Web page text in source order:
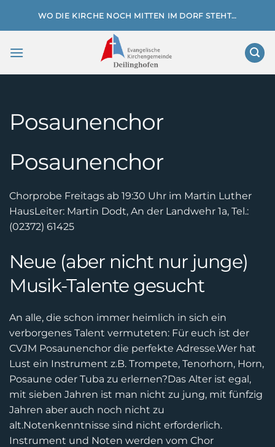
WO DIE KIRCHE NOCH MITTEN IM DORF STEHT…
Posaunenchor
Posaunenchor
Chorprobe Freitags ab 19:30 Uhr im Martin Luther
HausLeiter: Martin Dodt, An der Landwehr 1a, Tel.:
(02372) 61425
Neue (aber nicht nur junge)
Musik-Talente gesucht
An alle, die schon immer heimlich in sich ein
verborgenes Talent vermuteten: Für euch ist der
CVJM Posaunenchor die perfekte Adresse.Wer hat
Lust ein Instrument z.B. Trompete, Tenorhorn, Horn,
Posaune oder Tuba zu erlernen?Das Alter ist egal,
mit sieben Jahren ist man nicht zu jung, mit fünfzig
Jahren aber auch noch nicht zu
alt.Notenkenntnisse sind nicht erforderlich.
Instrument und Noten werden vom Chor